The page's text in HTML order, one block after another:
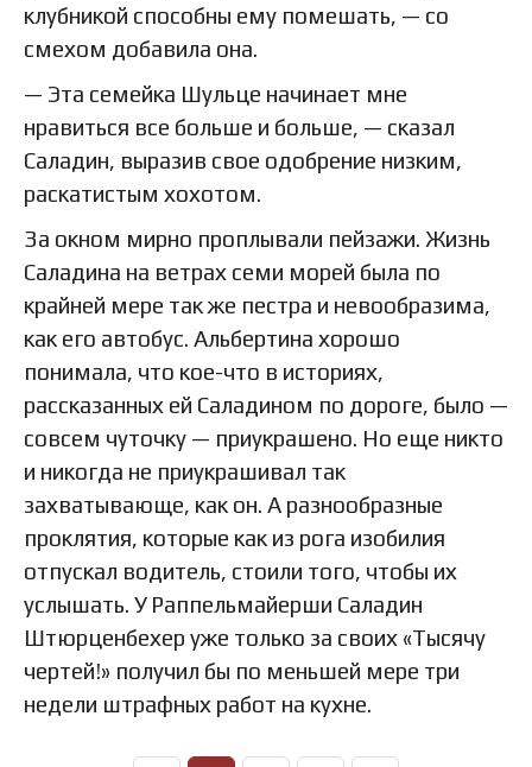
клубникой способны ему помешать, — со
смехом добавила она.
— Эта семейка Шульце начинает мне
нравиться все больше и больше, — сказал
Саладин, выразив свое одобрение низким,
раскатистым хохотом.
За окном мирно проплывали пейзажи. Жизнь
Саладина на ветрах семи морей была по
крайней мере так же пестра и невообразима,
как его автобус. Альбертина хорошо
понимала, что кое-что в историях,
рассказанных ей Саладином по дороге, было —
совсем чуточку — приукрашено. Но еще никто
и никогда не приукрашивал так
захватывающе, как он. А разнообразные
проклятия, которые как из рога изобилия
отпускал водитель, стоили того, чтобы их
услышать. У Раппельмайерши Саладин
Штюрценбехер уже только за своих «Тысячу
чертей!» получил бы по меньшей мере три
недели штрафных работ на кухне.